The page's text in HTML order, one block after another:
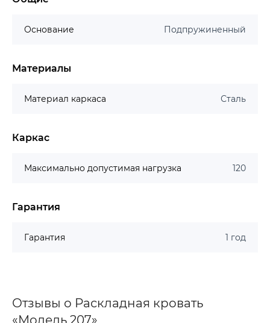
Основание Подпружиненный
Материалы
Материал каркаса Сталь
Каркас
Максимально допустимая нагрузка 120
Гарантия
Гарантия 1 год
Отзывы о Раскладная кровать